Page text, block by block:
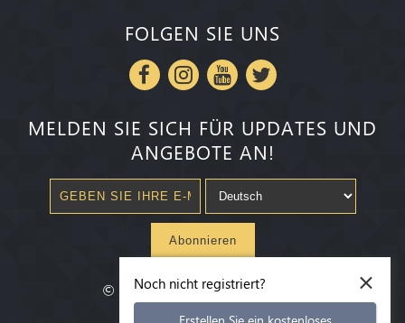
FOLGEN SIE UNS
MELDEN SIE SICH FÜR UPDATES UND
ANGEBOTE AN!
Abonnieren
© 2020-2026Millenium State ×
Noch nicht registriert?